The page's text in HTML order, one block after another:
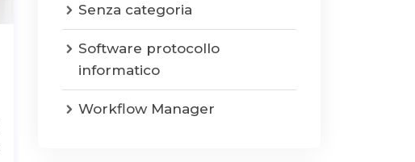
Senza categoria
Software protocollo
informatico
Workflow Manager